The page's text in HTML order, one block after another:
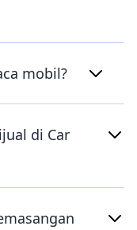
mobil?
di Car